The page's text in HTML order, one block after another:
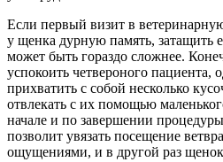
Если первый визит в
у щенка дурную память, затащить
может быть гораздо сложнее.
успокоить четвероного пациента,
прихватить с собой несколько
отвлекать с их помощью
начале и по завершении
позволит увязать посещение
ощущениями, и в другой раз